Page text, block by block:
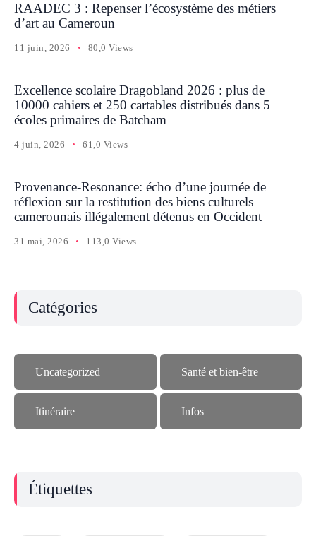
RAADEC 3 : Repenser l’écosystème des métiers
d’art au Cameroun
11 juin, 2026 80,0 Views
Excellence scolaire Dragobland 2026 : plus de
10000 cahiers et 250 cartables distribués dans 5
écoles primaires de Batcham
4 juin, 2026 61,0 Views
Provenance-Resonance: écho d’une journée de
réflexion sur la restitution des biens culturels
camerounais illégalement détenus en Occident
31 mai, 2026 113,0 Views
Catégories
Uncategorized Santé et bien-être
Itinéraire Infos
Étiquettes